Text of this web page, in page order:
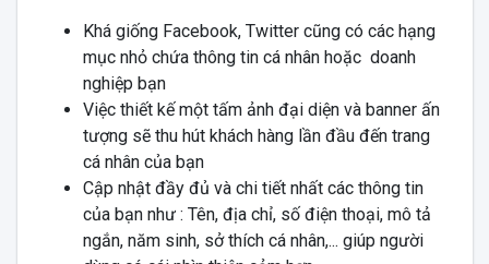
Khá giống Facebook, Twitter cũng có các hạng
mục nhỏ chứa thông tin cá nhân hoặc doanh
nghiệp bạn
Việc thiết kế một tấm ảnh đại diện và banner ấn
tượng sẽ thu hút khách hàng lần đầu đến trang
cá nhân của bạn
Cập nhật đầy đủ và chi tiết nhất các thông tin
của bạn như : Tên, địa chỉ, số điện thoại, mô tả
ngắn, năm sinh, sở thích cá nhân,... giúp người